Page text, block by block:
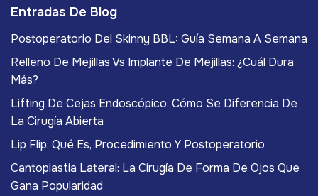
Entradas De Blog
Postoperatorio Del Skinny BBL: Guía Semana A Semana
Relleno De Mejillas Vs Implante De Mejillas: ¿Cuál Dura
Más?
Lifting De Cejas Endoscópico: Cómo Se Diferencia De
La Cirugía Abierta
Lip Flip: Qué Es, Procedimiento Y Postoperatorio
Cantoplastia Lateral: La Cirugía De Forma De Ojos Que
Gana Popularidad